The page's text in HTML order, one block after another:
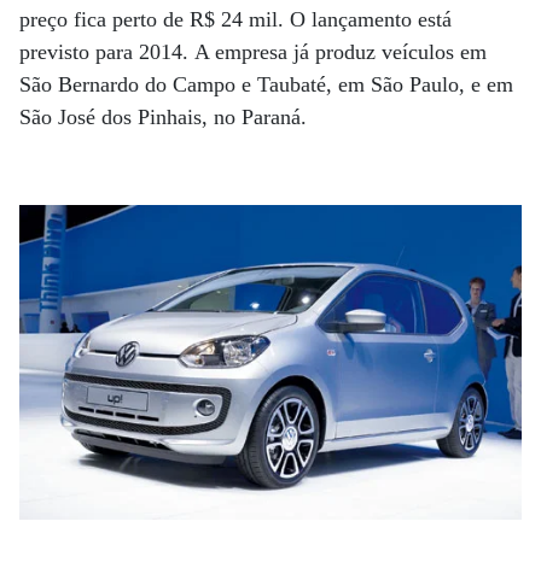
preço fica perto de R$ 24 mil. O lançamento está
previsto para 2014. A empresa já produz veículos em
São Bernardo do Campo e Taubaté, em São Paulo, e em
São José dos Pinhais, no Paraná.